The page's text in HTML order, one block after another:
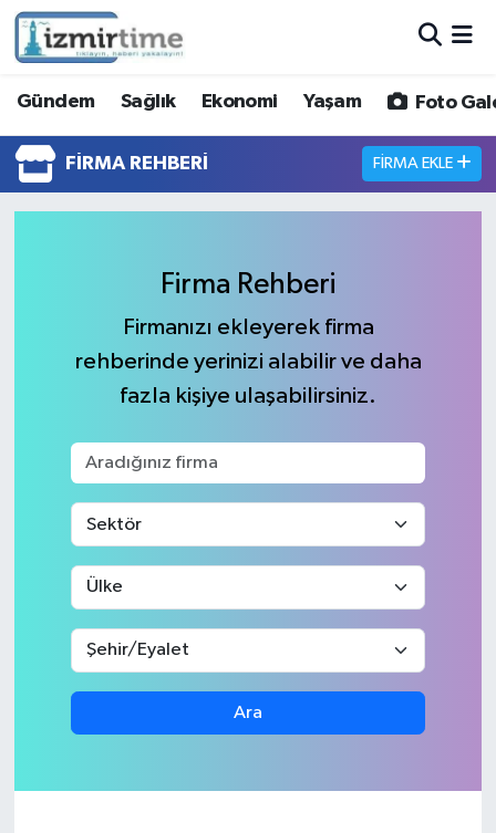
Gündem Sağlık Ekonomi Yaşam Foto
FIRMA REHBERI FIRMA EKLE
Firma Rehberi
Firmanızı ekleyerek firma
rehberinde yerinizi alabilir ve daha
fazla kişiye ulaşabilirsiniz.
Ara
Sağlık
Ekonomi
Video
Siyaset
Ege
İzmir
İletişim
Hava Durumu
İzmir Namaz Vakitleri
Tüm Manşetler
Haber Arşivi